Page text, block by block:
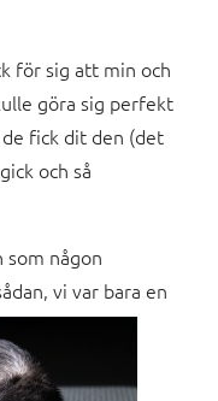
för sig att min och
göra sig perfekt
fick dit den (det
och så
någon
vi var bara en